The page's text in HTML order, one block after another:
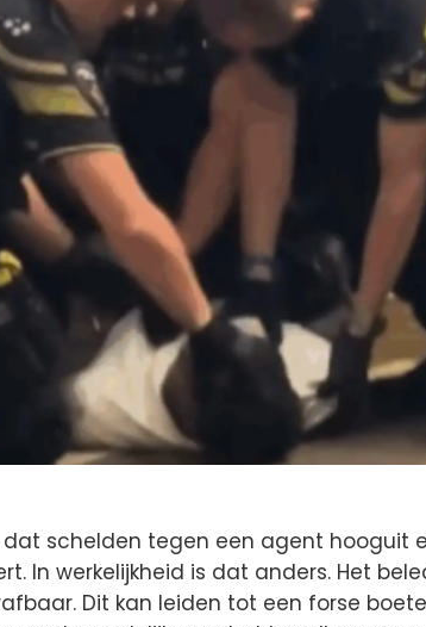
dat schelden tegen een agent hooguit
In werkelijkheid is dat anders. Het
Dit kan leiden tot een forse